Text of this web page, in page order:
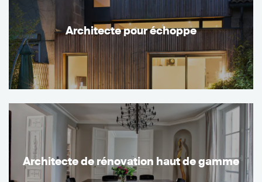
Architecte pour échoppe
Architecte de rénovation haut de gamme